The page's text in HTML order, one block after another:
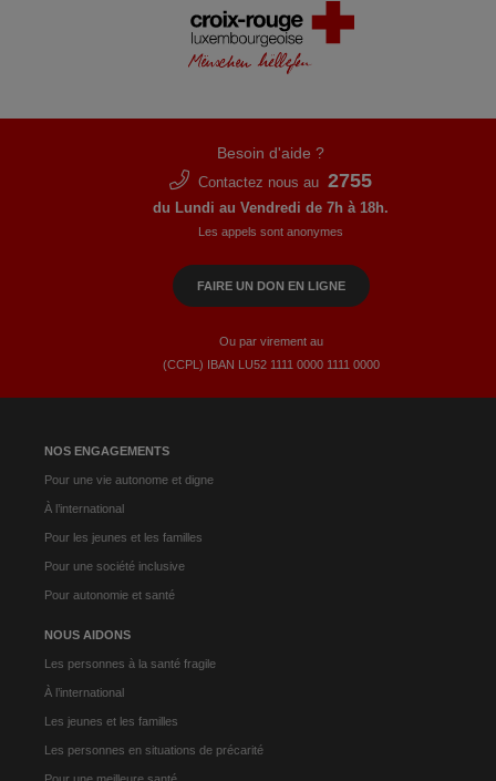
NOS ENGAGEMENTS
Pour une vie autonome et digne
À l’international
Pour les jeunes et les familles
Pour une société inclusive
Pour autonomie et santé
NOUS AIDONS
Les personnes à la santé fragile
À l’international
Les jeunes et les familles
Les personnes en situations de précarité
Besoin d'aide ?
Contactez nous au 2755
du Lundi au Vendredi de 7h à 18h.
Les appels sont anonymes
FAIRE UN DON EN LIGNE
Ou par virement au
(CCPL) IBAN LU52​ 1111​ 0000​ 1111​ 0000